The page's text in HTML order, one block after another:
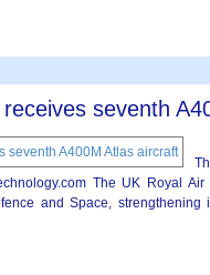
seventh
The UK Royal
and Space,